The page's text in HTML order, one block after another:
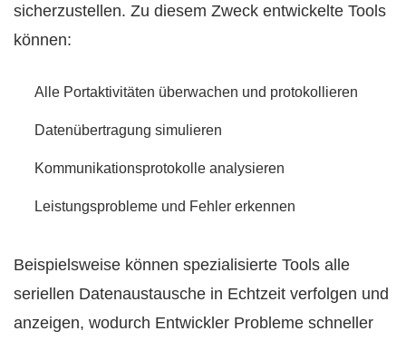
sicherzustellen. Zu diesem Zweck entwickelte Tools
können:
Alle Portaktivitäten überwachen und protokollieren
Datenübertragung simulieren
Kommunikationsprotokolle analysieren
Leistungsprobleme und Fehler erkennen
Beispielsweise können spezialisierte Tools alle
seriellen Datenaustausche in Echtzeit verfolgen und
anzeigen, wodurch Entwickler Probleme schneller